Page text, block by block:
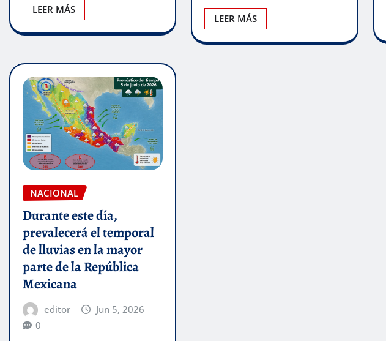
LEER MÁS
LEER MÁS
NACIONAL
Durante este día,
prevalecerá el temporal
de lluvias en la mayor
parte de la República
Mexicana
editor
Jun 5, 2026
0